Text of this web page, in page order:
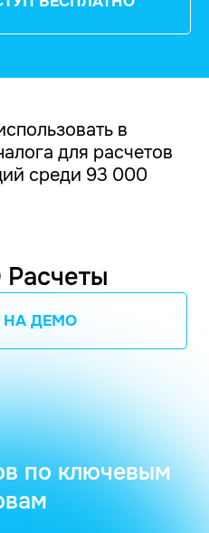
в
для расчетов
среди 93 000
Расчеты
НА ДЕМО
по ключевым